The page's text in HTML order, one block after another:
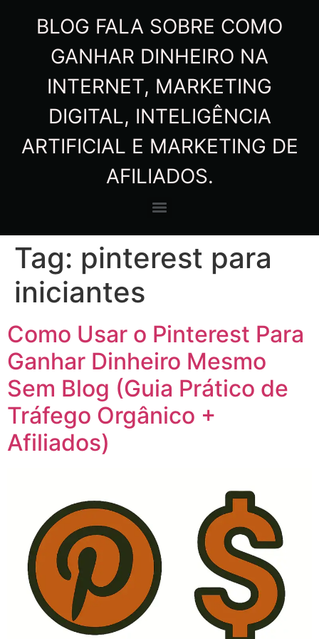
BLOG FALA SOBRE COMO
GANHAR DINHEIRO NA
INTERNET, MARKETING
DIGITAL, INTELIGÊNCIA
ARTIFICIAL E MARKETING DE
AFILIADOS.
Tag: pinterest para
iniciantes
Como Usar o Pinterest Para
Ganhar Dinheiro Mesmo
Sem Blog (Guia Prático de
Tráfego Orgânico +
Afiliados)